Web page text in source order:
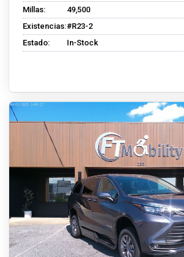
Millas:
49,500
Existencias:#R23-2
Estado:
In-Stock